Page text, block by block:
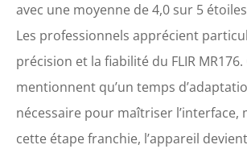
avec une moyenne de 4,0 sur 5
Les professionnels apprécient
précision et la fiabilité du FLIR
mentionnent qu’un temps
nécessaire pour maîtriser l’interface,
cette étape franchie, l’appareil